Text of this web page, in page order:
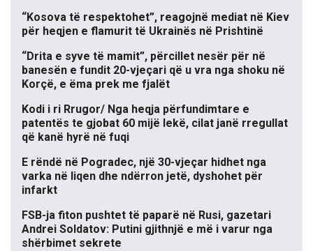
“Kosova të respektohet”, reagojnë mediat në Kiev
për heqjen e flamurit të Ukrainës në Prishtinë
“Drita e syve të mamit”, përcillet nesër për në
banesën e fundit 20-vjeçari që u vra nga shoku në
Korçë, e ëma prek me fjalët
Kodi i ri Rrugor/ Nga heqja përfundimtare e
patentës te gjobat 60 mijë lekë, cilat janë rregullat
që kanë hyrë në fuqi
E rëndë në Pogradec, një 30-vjeçar hidhet nga
varka në liqen dhe ndërron jetë, dyshohet për
infarkt
FSB-ja fiton pushtet të paparë në Rusi, gazetari
Andrei Soldatov: Putini gjithnjë e më i varur nga
shërbimet sekrete